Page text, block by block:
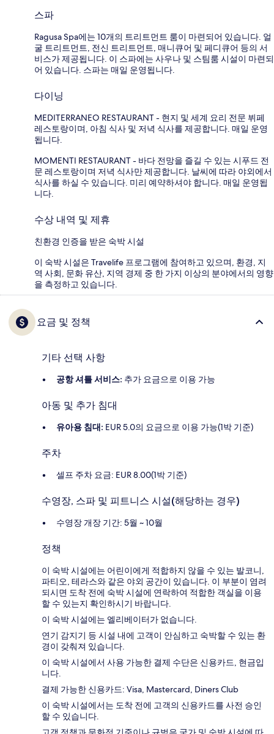
스파
Ragusa Spa에는 10개의 트리트먼트 룸이 마련되어 있습니다. 얼
굴 트리트먼트, 전신 트리트먼트, 매니큐어 및 페디큐어 등의 서
비스가 제공됩니다. 이 스파에는 사우나 및 스팀룸 시설이 마련되
어 있습니다. 스파는 매일 운영됩니다.
다이닝
MEDITERRANEO RESTAURANT - 현지 및 세계 요리 전문 뷔페
레스토랑이며, 아침 식사 및 저녁 식사를 제공합니다. 매일 운영
됩니다.
MOMENTI RESTAURANT - 바다 전망을 즐길 수 있는 시푸드 전
문 레스토랑이며 저녁 식사만 제공합니다. 날씨에 따라 야외에서
식사를 하실 수 있습니다. 미리 예약하셔야 합니다. 매일 운영됩
니다.
수상 내역 및 제휴
친환경 인증을 받은 숙박 시설
이 숙박 시설은 Travelife 프로그램에 참여하고 있으며, 환경, 지
역 사회, 문화 유산, 지역 경제 중 한 가지 이상의 분야에서의 영향
을 측정하고 있습니다.
요금 및 정책
기타 선택 사항
공항 셔틀 서비스: 추가 요금으로 이용 가능
아동 및 추가 침대
유아용 침대: EUR 5.0의 요금으로 이용 가능(1박 기준)
주차
셀프 주차 요금: EUR 8.00(1박 기준)
수영장, 스파 및 피트니스 시설(해당하는 경우)
수영장 개장 기간: 5월 ~ 10월
정책
이 숙박 시설에는 어린이에게 적합하지 않을 수 있는 발코니,
파티오, 테라스와 같은 야외 공간이 있습니다. 이 부분이 염려
되시면 도착 전에 숙박 시설에 연락하여 적합한 객실을 이용
할 수 있는지 확인하시기 바랍니다.
이 숙박 시설에는 엘리베이터가 없습니다.
연기 감지기 등 시설 내에 고객이 안심하고 숙박할 수 있는 환
경이 갖춰져 있습니다.
이 숙박 시설에서 사용 가능한 결제 수단은 신용카드, 현금입
니다.
결제 가능한 신용카드: Visa, Mastercard, Diners Club
이 숙박 시설에서는 도착 전에 고객의 신용카드를 사전 승인
할 수 있습니다.